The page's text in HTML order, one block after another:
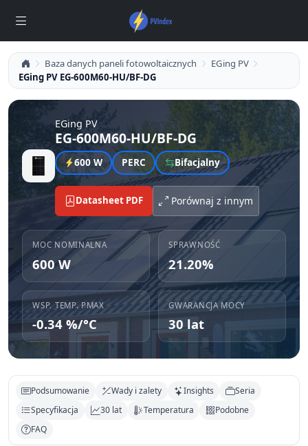
Baza danych paneli fotowoltaicznych
EGing PV
EGing PV EG-600M60-HU/BF-DG
EGing PV
EG-600M60-HU/BF-DG
600 W PERC Bifacjalny
Datasheet PDF Porównaj z innym
MOC NOMINALNA
600 W
SPRAWNOŚĆ
21.20%
WSP. TEMP. PMAX
-0.34 %/°C
GWARANCJA MOCY
30 lat
Podsumowanie Wady i zalety Insights
Seria
Specyfikacja
30 lat Temperatura
Podobne
FAQ